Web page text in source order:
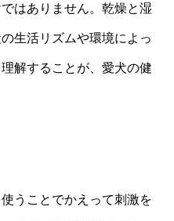
はありません。乾燥と湿
生活リズムや環境によっ
解することが、愛犬の健
うことでかえって刺激を